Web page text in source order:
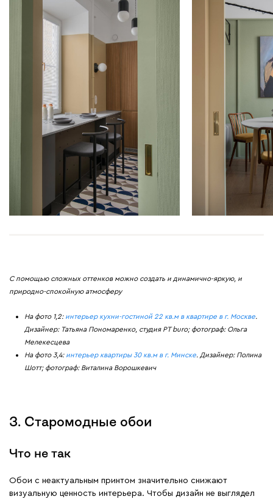
С помощью сложных оттенков можно создать и динамично-яркую, и
природно-спокойную атмосферу
На фото 1,2: интерьер кухни-гостиной 22 кв.м в квартире в г. Москве.
Дизайнер: Татьяна Пономаренко, студия PT buro; фотограф: Ольга
Мелекесцева
На фото 3,4: интерьер квартиры 30 кв.м в г. Минске. Дизайнер: Полина
Шотт; фотограф: Виталина Ворошкевич
3. Старомодные обои
Что не так
Обои с неактуальным принтом значительно снижают
визуальную ценность интерьера. Чтобы дизайн не выглядел